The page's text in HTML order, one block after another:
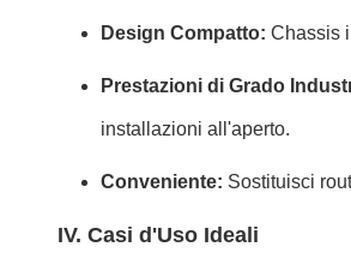
Design Compatto: Chassis
Prestazioni di Grado
installazioni all'aperto.
Conveniente: Sostituisci
IV. Casi d'Uso Ideali